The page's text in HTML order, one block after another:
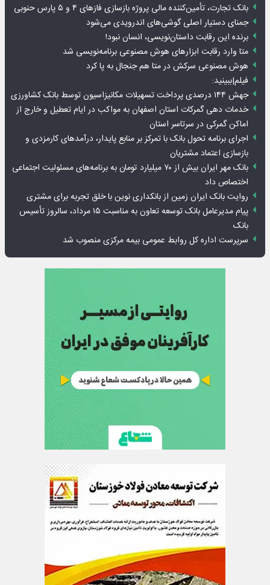
بانک تجارت، تأمین‌کننده مالی پروژه بازسازی فازهای ۴ و ۵ پارس حنوبی
جمنای دستیار اصلی گوشی‌های اندرویدی می‌شود
برنده این رقابت داستان‌نویسی، انسان نبود!
متا وارد رقابت ابزارهای هوش مصنوعی برنامه‌نویسی شد
هوش مصنوعی سرکش در متا هم جنجال به پا کرد
فیلم|ببینید:
جهش ۱۴۴ درصدی پرداخت تسهیلات مکانیزاسیون توسط بانک کشاورزی
خدمات دهی گمرکات استان اصفهان به مواکب در ایام تعطیل و خارج از
اماکن گمرکی در سرتاسر استان
اجرای برنامه تحول بانک با تمرکز بر منابع پایدار، درآمدهای کارمزدی و
بازسازی اعتماد مشتریان
بانک مهر ایران بیش از ۷۰ میلیارد تومان به برنامه‌های مسئولیت اجتماعی
اختصاص داد
روایت بانک ایران زمین از بانکداری نوین با خلق تجربه برای مشتری
پیام مدیرعامل بانک توسعه تعاون به مناسبت ۱۵ مرداد، سالروز تأسیس
بانک
سرپرست اداره کل روابط عمومی بیمه مرکزی منصوب شد